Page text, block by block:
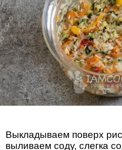
Выкладываем поверх
выливаем соду, слегка